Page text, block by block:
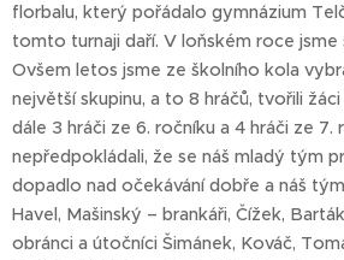
florbalu, který pořádalo gymnázium
tomto turnaji daří. V loňském roce jsme
Ovšem letos jsme ze školního kola
největší skupinu, a to 8 hráčů, tvořili
dále 3 hráči ze 6. ročníku a 4 hráči ze 7.
nepředpokládali, že se náš mladý tým
dopadlo nad očekávání dobře a náš
Havel, Mašinský – brankáři, Čížek,
obránci a útočníci Šimánek, Kováč,